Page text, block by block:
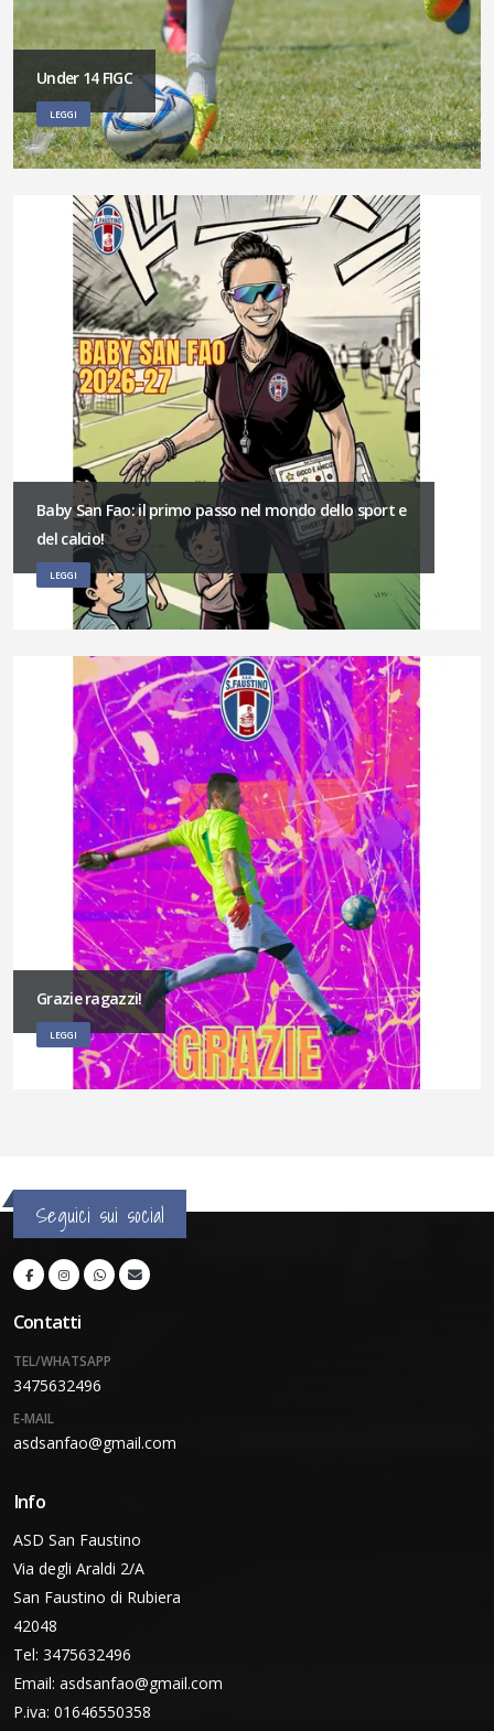
Under 14 FIGC
LEGGI
Baby San Fao: il primo passo nel mondo dello sport e
del calcio!
LEGGI
Grazie ragazzi!
LEGGI
Seguici sui social
Contatti
TEL/WHATSAPP
3475632496
E-MAIL
asdsanfao@gmail.com
Info
ASD San Faustino
Via degli Araldi 2/A
San Faustino di Rubiera
42048
Tel: 3475632496
Email: asdsanfao@gmail.com
P.iva: 01646550358